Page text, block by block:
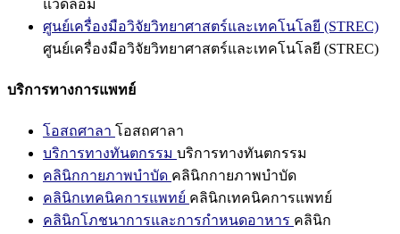
แวดล้อม
ศูนย์เครื่องมือวิจัยวิทยาศาสตร์และเทคโนโลยี (STREC)
ศูนย์เครื่องมือวิจัยวิทยาศาสตร์และเทคโนโลยี (STREC)
บริการทางการแพทย์
โอสถศาลา โอสถศาลา
บริการทางทันตกรรม บริการทางทันตกรรม
คลินิกกายภาพบำบัด คลินิกกายภาพบำบัด
คลินิกเทคนิคการแพทย์ คลินิกเทคนิคการแพทย์
คลินิกโภชนาการและการกำหนดอาหาร คลินิก